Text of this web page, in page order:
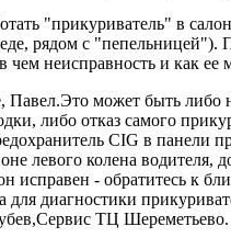
"прикуриватель" в
рядом с "пепельницей").
чем неисправность и как ее
Павел.Это может быть либо
либо отказ самого
CIG в панели
левого колена водителя,
исправен - обратитесь к
для диагностики
ТЦ Шереметьево.